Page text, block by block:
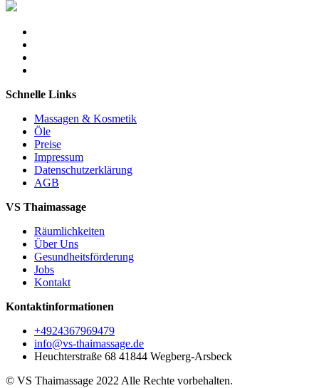
Schnelle Links
Massagen & Kosmetik
Öle
Preise
Impressum
Datenschutzerklärung
AGB
VS Thaimassage
Räumlichkeiten
Über Uns
Gesundheitsförderung
Jobs
Kontakt
Kontaktinformationen
+4924367969479
info@vs-thaimassage.de
Heuchterstraße 68 41844 Wegberg-Arsbeck
© VS Thaimassage 2022 Alle Rechte vorbehalten.